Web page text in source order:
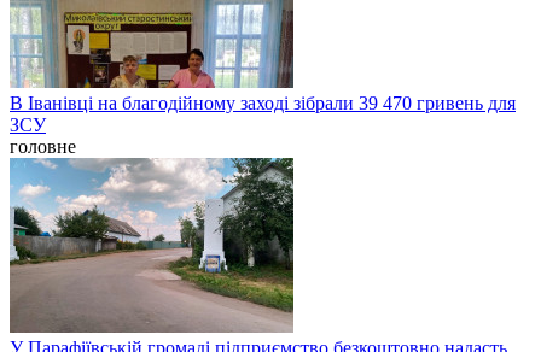
В Іванівці на благодійному заході зібрали 39 470 гривень для
ЗСУ
головне
У Парафіївській громаді підприємство безкоштовно надасть